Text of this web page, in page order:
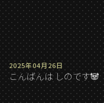
2025年04月26日
こんばんは しのです🐼